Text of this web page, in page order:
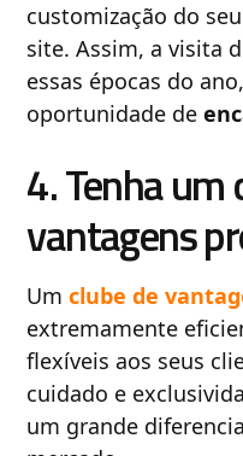
customização do
site. Assim, a visita
essas épocas do
oportunidade de
4. Tenha um
vantagens
Umclube de
extremamente
flexíveis aos seus
cuidado e
um grande